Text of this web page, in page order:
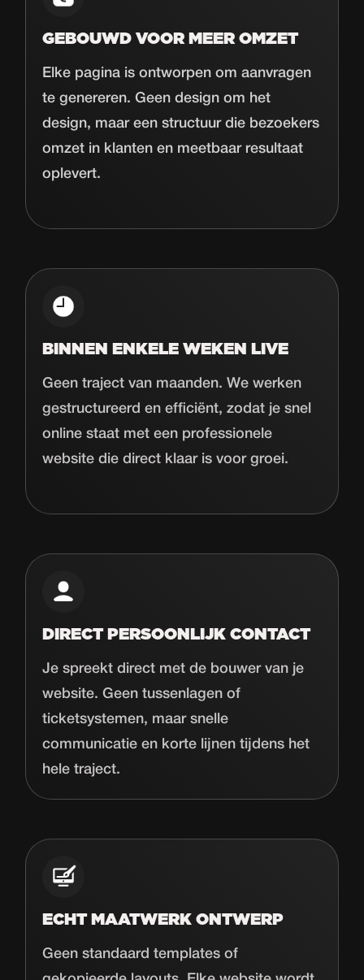
GEBOUWD VOOR MEER OMZET
Elke pagina is ontworpen om aanvragen
te genereren. Geen design om het
design, maar een structuur die bezoekers
omzet in klanten en meetbaar resultaat
oplevert.
BINNEN ENKELE WEKEN LIVE
Geen traject van maanden. We werken
gestructureerd en efficiënt, zodat je snel
online staat met een professionele
website die direct klaar is voor groei.
DIRECT PERSOONLIJK CONTACT
Je spreekt direct met de bouwer van je
website. Geen tussenlagen of
ticketsystemen, maar snelle
communicatie en korte lijnen tijdens het
hele traject.
ECHT MAATWERK ONTWERP
Geen standaard templates of